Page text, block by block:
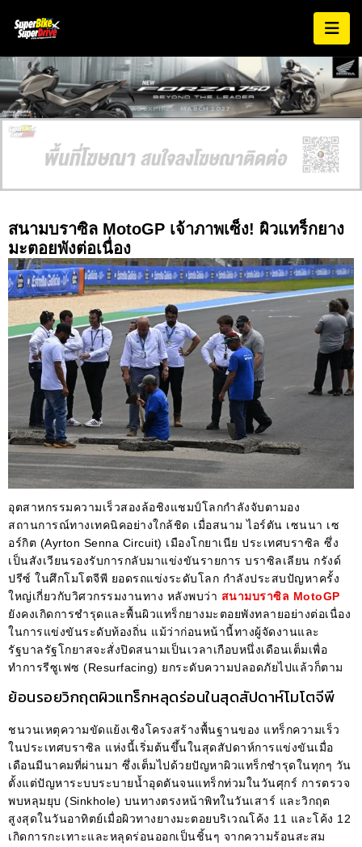
AD EXPIRES: MARCH 2027
สนามบราซิล MotoGP เจ้าภาพเซ็ง! ผิวแทร็กยาง
มะตอยพังต่อเนื่อง
อุตสาหกรรมความเร็วสองล้อชิงแชมป์โลกกำลังจับตามอง
สถานการณ์ทางเทคนิคอย่างใกล้ชิด เมื่อสนาม ไอร์ตัน เซนนา เซ
อร์กิต (Ayrton Senna Circuit) เมืองโกยาเนีย ประเทศบราซิล ซึ่ง
เป็นสังเวียนรองรับการกลับมาแข่งขันรายการ บราซิลเลียน กรังด์
ปรีซ์ ในศึกโมโตจีพี ยอดรถแข่งระดับโลก กำลังประสบปัญหาครั้ง
ใหญ่เกี่ยวกับวิศวกรรมงานทาง หลังพบว่า สนามบราซิล MotoGP
ยังคงเกิดการชำรุดและพื้นผิวแทร็กยางมะตอยพังทลายอย่างต่อเนื่อง
ในการแข่งขันระดับท้องถิ่น แม้ว่าก่อนหน้านี้ทางผู้จัดงานและ
รัฐบาลรัฐโกยาสจะสั่งปิดสนามเป็นเวลาเกือบหนึ่งเดือนเต็มเพื่อ
ทำการรีซูเฟซ (Resurfacing) ยกระดับความปลอดภัยไปแล้วก็ตาม
ย้อนรอยวิกฤตผิวแทร็กหลุดร่อนในสุดสัปดาห์โมโตจีพี
ชนวนเหตุความขัดแย้งเชิงโครงสร้างพื้นฐานของ แทร็กความเร็ว
ในประเทศบราซิล แห่งนี้เริ่มต้นขึ้นในสุดสัปดาห์การแข่งขันเมื่อ
เดือนมีนาคมที่ผ่านมา ซึ่งเต็มไปด้วยปัญหาผิวแทร็กชำรุดในทุกๆ วัน
ตั้งแต่ปัญหาระบบระบายน้ำอุดตันจนแทร็กท่วมในวันศุกร์ การตรวจ
พบหลุมยุบ (Sinkhole) บนทางตรงหน้าพิทในวันเสาร์ และวิกฤต
สูงสุดในวันอาทิตย์เมื่อผิวทางยางมะตอยบริเวณโค้ง 11 และโค้ง 12
เกิดการกะเทาะและหลุดร่อนออกเป็นชิ้นๆ จากความร้อนสะสม